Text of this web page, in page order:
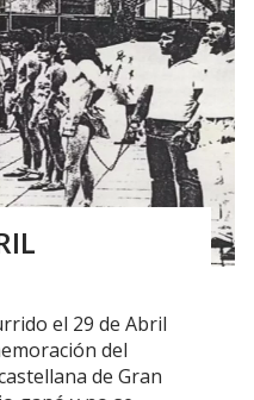
el 29 de Abril
del
de Gran